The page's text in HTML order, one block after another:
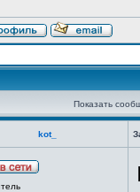
Показать
kot_